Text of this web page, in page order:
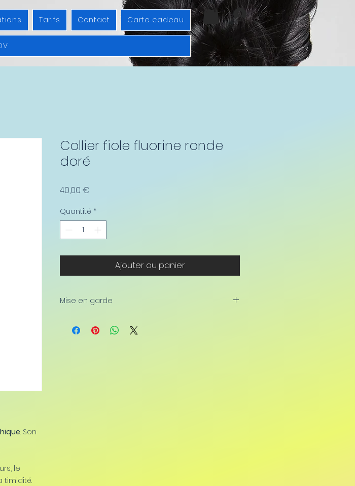
Tarifs Contact Carte cadeau
Se connecter
. Son
le
timidité.
Collier fiole fluorine ronde
doré
40,00 €
Quantité *
Ajouter au panier
Mise en garde
lithothérapie comme une